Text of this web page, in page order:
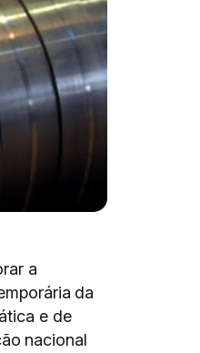
a
da
e de
nacional